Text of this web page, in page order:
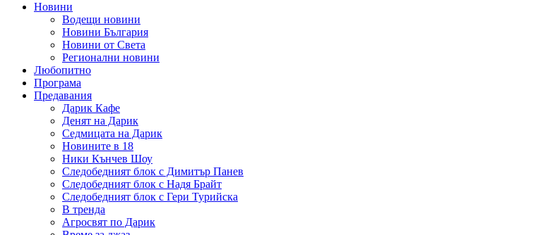
Новини
Водещи новини
Новини България
Новини от Света
Регионални новини
Любопитно
Програма
Предавания
Дарик Кафе
Денят на Дарик
Седмицата на Дарик
Новините в 18
Ники Кънчев Шоу
Следобедният блок с Димитър Панев
Следобедният блок с Надя Брайт
Следобедният блок с Гери Турийска
В тренда
Агросвят по Дарик